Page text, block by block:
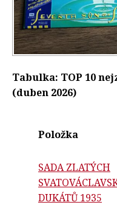
Tabulka: TOP 10
(duben 2026)
Položka
SADA ZLATÝCH
DUKÁTŮ 1935